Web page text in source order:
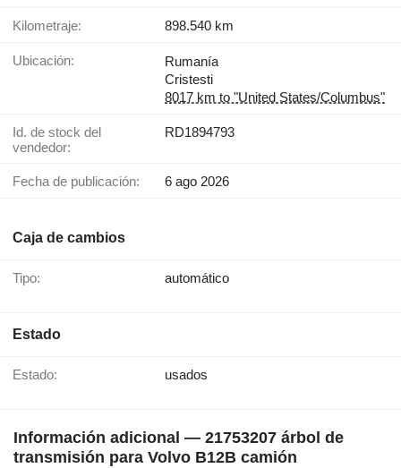
Kilometraje: 898.540 km
Ubicación:
Rumanía
Cristesti
8017 km to "United States/Columbus"
Id. de stock del
vendedor:
RD1894793
Fecha de publicación: 6 ago 2026
Caja de cambios
Tipo: automático
Estado
Estado: usados
Información adicional — 21753207 árbol de
transmisión para Volvo B12B camión